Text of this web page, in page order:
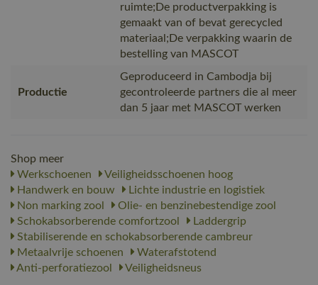
ruimte;De productverpakking is
gemaakt van of bevat gerecycled
materiaal;De verpakking waarin de
bestelling van MASCOT
Productie
Geproduceerd in Cambodja bij
gecontroleerde partners die al meer
dan 5 jaar met MASCOT werken
Shop meer
Werkschoenen
Veiligheidsschoenen hoog
Handwerk en bouw
Lichte industrie en logistiek
Non marking zool
Olie- en benzinebestendige zool
Schokabsorberende comfortzool
Laddergrip
Stabiliserende en schokabsorberende cambreur
Metaalvrije schoenen
Waterafstotend
Anti-perforatiezool
Veiligheidsneus